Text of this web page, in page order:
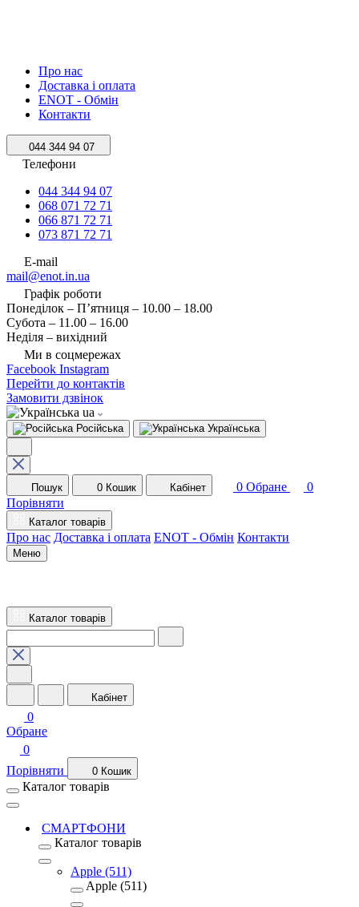
Про нас
Доставка і оплата
ENOT - Обмін
Контакти
044 344 94 07
Телефони
044 344 94 07
068 071 72 71
066 871 72 71
073 871 72 71
E-mail
mail@enot.in.ua
Графік роботи
Понеділок – П’ятниця – 10.00 – 18.00
Субота – 11.00 – 16.00
Неділя – вихідний
Ми в соцмережах
Facebook Instagram
Перейти до контактів
Замовити дзвінок
ua
Російська Українська
Пошук 0 Кошик Кабінет 0 Обране
0
Порівняти
Каталог товарів
Про нас Доставка і оплата ENOT - Обмін Контакти
Меню
Каталог товарів
Кабінет
0
Обране
0
Порівняти
0 Кошик
Каталог товарів
СМАРТФОНИ
Каталог товарів
Apple (511)
Apple (511)